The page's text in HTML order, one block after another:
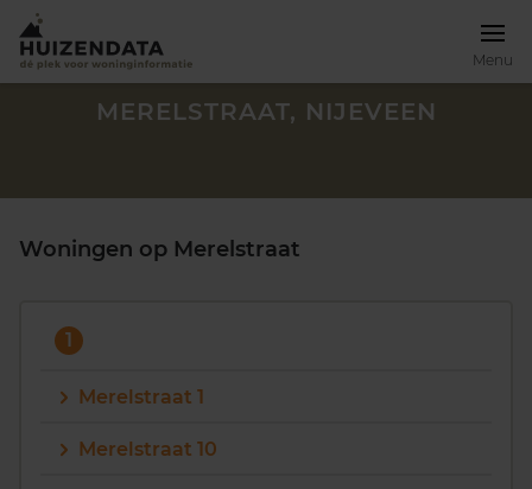
Menu
MERELSTRAAT, NIJEVEEN
Woningen op Merelstraat
1
Merelstraat 1
Merelstraat 10